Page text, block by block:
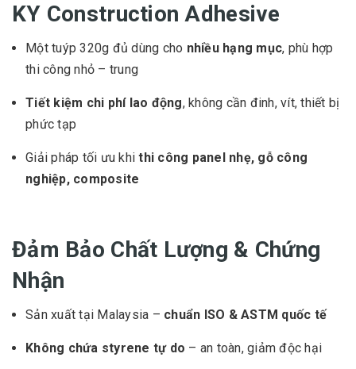
KY Construction Adhesive
Một tuýp 320g đủ dùng cho nhiều hạng mục, phù hợp
thi công nhỏ – trung
Tiết kiệm chi phí lao động, không cần đinh, vít, thiết bị
phức tạp
Giải pháp tối ưu khithi công panel nhẹ, gỗ công
nghiệp, composite
Đảm Bảo Chất Lượng & Chứng
Nhận
Sản xuất tại Malaysia – chuẩn ISO & ASTM quốc tế
Không chứa styrene tự do – an toàn, giảm độc hại